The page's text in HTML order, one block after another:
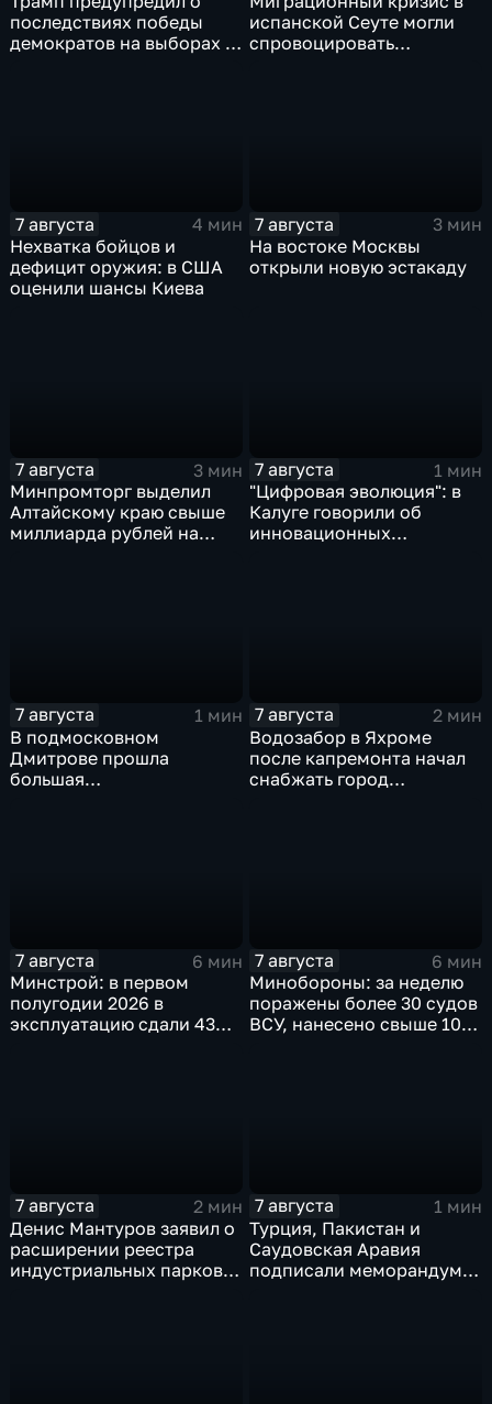
последствиях победы
демократов на выборах в
испанской Сеуте могли
спровоцировать
7 августа
4 мин
Нехватка бойцов и
дефицит оружия: в США
оценили шансы Киева
7 августа
3 мин
На востоке Москвы
открыли новую эстакаду
7 августа
3 мин
Минпромторг выделил
Алтайскому краю свыше
миллиарда рублей на
7 августа
1 мин
"Цифровая эволюция": в
Калуге говорили об
инновационных
7 августа
1 мин
В подмосковном
Дмитрове прошла
большая
7 августа
2 мин
Водозабор в Яхроме
после капремонта начал
снабжать город
7 августа
6 мин
Минстрой: в первом
полугодии 2026 в
эксплуатацию сдали 43
7 августа
6 мин
Минобороны: за неделю
поражены более 30 судов
ВСУ, нанесено свыше 10
7 августа
2 мин
Денис Мантуров заявил о
расширении реестра
индустриальных парков в
7 августа
1 мин
Турция, Пакистан и
Саудовская Аравия
подписали меморандум о